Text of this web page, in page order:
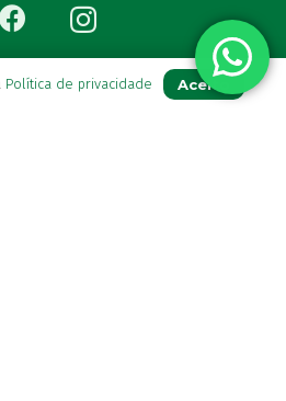
Para Si
Política de privacidade Aceito